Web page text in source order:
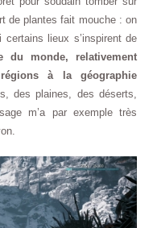
de plantes fait mouche : on
lieux s’inspirent de
du monde, relativement
à la géographie
des plaines, des déserts,
m’a par exemple très